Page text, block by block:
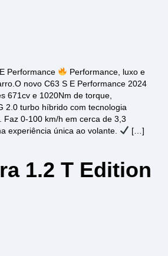
Performance
Performance, luxo e
novo C63 S E Performance 2024
671cv e 1020Nm de torque,
2.0 turbo híbrido com tecnologia
Faz 0-100 km/h em cerca de 3,3
experiência única ao volante.
[…]
1.2 T Edition